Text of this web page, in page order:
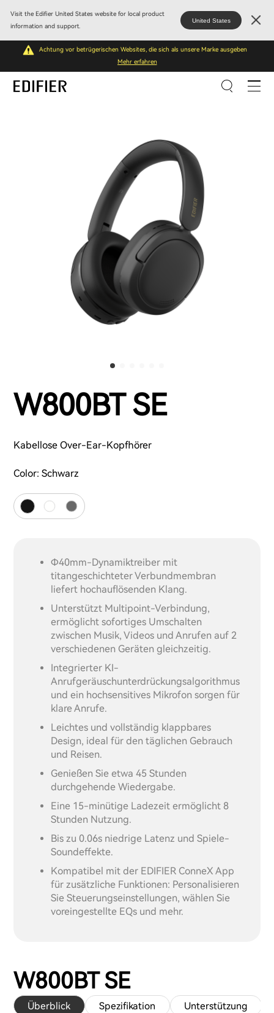
Visit the Edifier United States website for local product
information and support.
United States
Achtung vor betrügerischen Websites, die sich als unsere Marke ausgeben
Mehr erfahren
W800BT SE
Kabellose Over-Ear-Kopfhörer
Color: Schwarz
Φ40mm-Dynamiktreiber mit
titangeschichteter Verbundmembran
liefert hochauflösenden Klang.
Unterstützt Multipoint-Verbindung,
ermöglicht sofortiges Umschalten
zwischen Musik, Videos und Anrufen auf 2
verschiedenen Geräten gleichzeitig.
Integrierter KI-
Anrufgeräuschunterdrückungsalgorithmus
und ein hochsensitives Mikrofon sorgen für
klare Anrufe.
Leichtes und vollständig klappbares
Design, ideal für den täglichen Gebrauch
und Reisen.
Genießen Sie etwa 45 Stunden
durchgehende Wiedergabe.
Eine 15-minütige Ladezeit ermöglicht 8
Stunden Nutzung.
Bis zu 0.06s niedrige Latenz und Spiele-
Soundeffekte.
Kompatibel mit der EDIFIER ConneX App
für zusätzliche Funktionen: Personalisieren
Sie Steuerungseinstellungen, wählen Sie
voreingestellte EQs und mehr.
W800BT SE
Überblick Spezifikation Unterstützung